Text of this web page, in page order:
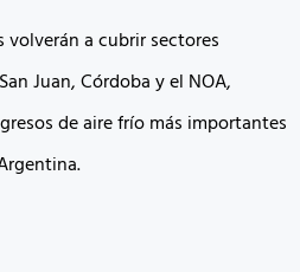
a cubrir sectores
Juan, Córdoba y el NOA,
de aire frío más importantes